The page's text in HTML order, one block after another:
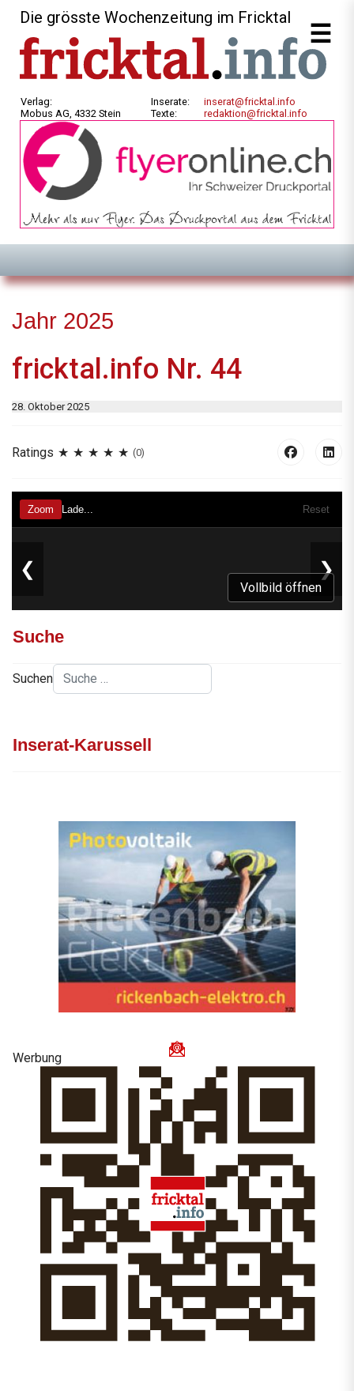
Die grösste Wochenzeitung im Fricktal
Verlag:
Mobus AG, 4332 Stein
Inserate:
Texte:
inserat@fricktal.info
redaktion@fricktal.info
Jahr 2025
fricktal.info Nr. 44
28. Oktober 2025
Ratings (0)
Vollbild öffnen
Suche
Suchen
Inserat-Karussell
Werbung